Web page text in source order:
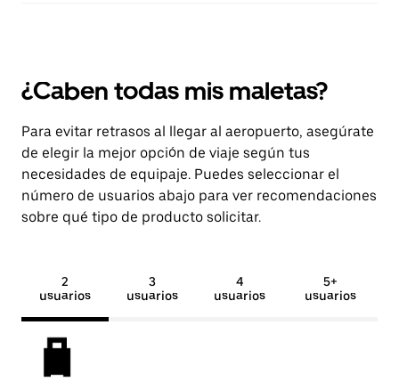
¿Caben todas mis maletas?
Para evitar retrasos al llegar al aeropuerto, asegúrate
de elegir la mejor opción de viaje según tus
necesidades de equipaje. Puedes seleccionar el
número de usuarios abajo para ver recomendaciones
sobre qué tipo de producto solicitar.
2
usuarios
3
usuarios
4
usuarios
5+
usuarios